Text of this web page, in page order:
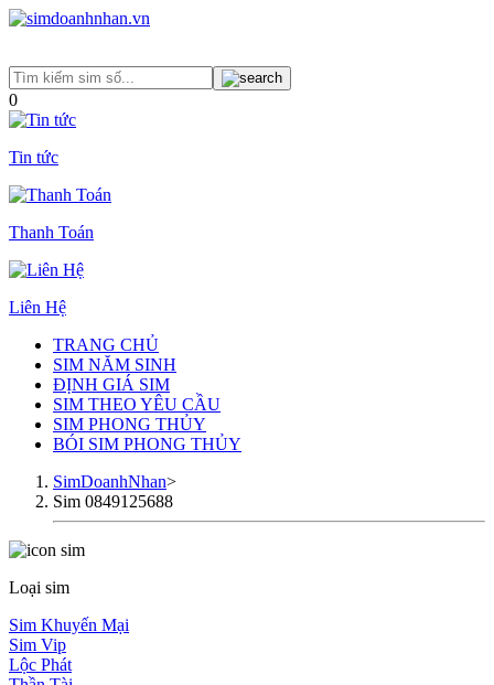
0
Tin tức
Thanh Toán
Liên Hệ
TRANG CHỦ
SIM NĂM SINH
ĐỊNH GIÁ SIM
SIM THEO YÊU CẦU
SIM PHONG THỦY
BÓI SIM PHONG THỦY
SimDoanhNhan>
Sim 0849125688
Loại sim
Sim Khuyến Mại
Sim Vip
Lộc Phát